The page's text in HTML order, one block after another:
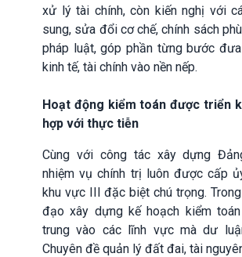
xử lý tài chính, còn kiến nghị với
sung, sửa đổi cơ chế, chính sách
pháp luật, góp phần từng bước
kinh tế, tài chính vào nền nếp.
Hoạt động kiểm toán được triển
hợp với thực tiễn
Cùng với công tác xây dựng
nhiệm vụ chính trị luôn được cấp
khu vực III đặc biệt chú trọng.
đạo xây dựng kế hoạch kiểm
trung vào các lĩnh vực mà dư
Chuyên đề quản lý đất đai, tài